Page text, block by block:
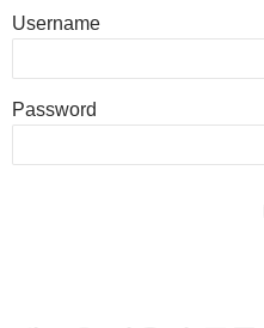
Username
Password